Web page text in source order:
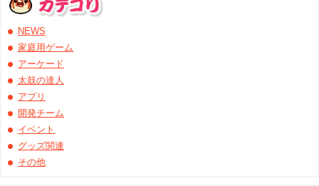
NEWS
家庭用ゲーム
アーケード
太鼓の達人
アプリ
開発チーム
イベント
グッズ関連
その他